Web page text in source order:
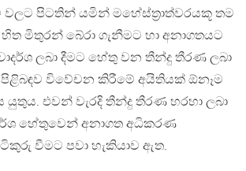
පිටතින් යමින් මහේස්ත‍්‍රාත්වරයකූ තම
මිතුරන් බේරා ගැනීමට හා අනාගතයට
ලබා දීමට හේතු වන තීන්දු තීරණ ලබා
විවේචන කිරීමේ අයිතියක් ඕනෑම
යුතුය. එවන් වැරදි තීන්දු තීරණ හරහා ලබා
හේතුවෙන් අනාගත අධිකරණ
වීමට පවා හැකියාව ඇත.